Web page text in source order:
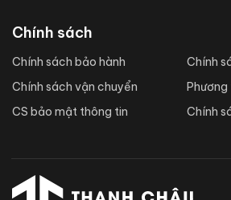
Chính sách
Chính sách bảo hành
Chính sách vận chuyển
CS bảo mật thông tin
Chính
Chính